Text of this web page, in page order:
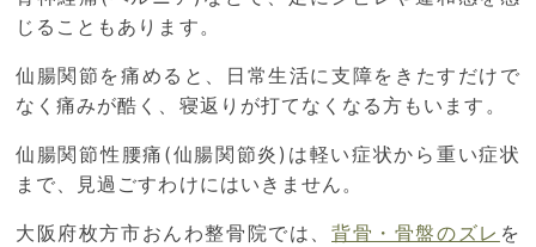
じることもあります。
仙腸関節を痛めると、日常生活に支障をきたすだけで
なく痛みが酷く、寝返りが打てなくなる方もいます。
仙腸関節性腰痛(仙腸関節炎)は軽い症状から重い症状
まで、見過ごすわけにはいきません。
大阪府枚方市おんわ整骨院では、背骨・骨盤のズレ を